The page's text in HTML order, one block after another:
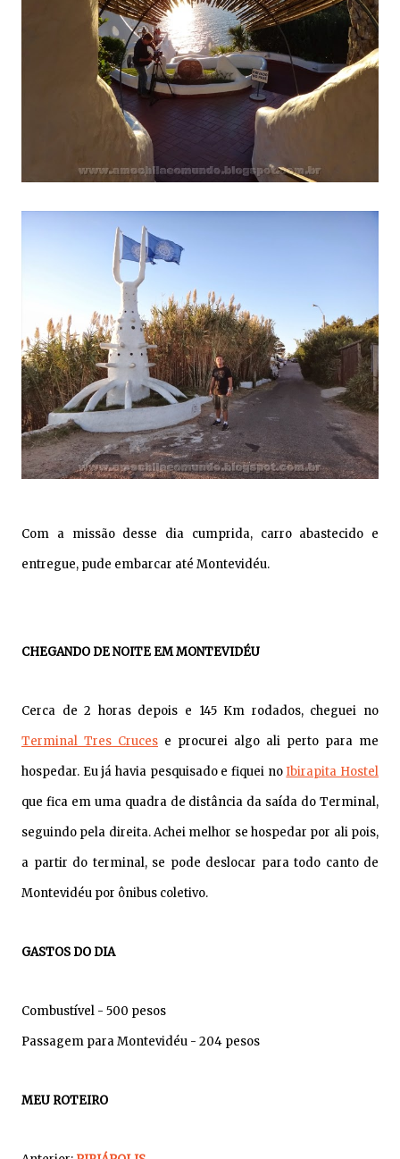
Com a missão desse dia cumprida, carro abastecido e
entregue, pude embarcar até Montevidéu.
CHEGANDO DE NOITE EM MONTEVIDÉU
Cerca de 2 horas depois e 145 Km rodados, cheguei no
Terminal Tres Cruces e procurei algo ali perto para me
hospedar. Eu já havia pesquisado e fiquei noIbirapita Hostel
que fica em uma quadra de distância da saída do Terminal,
seguindo pela direita. Achei melhor se hospedar por ali pois,
a partir do terminal, se pode deslocar para todo canto de
Montevidéu por ônibus coletivo.
GASTOS DO DIA
Combustível - 500 pesos
Passagem para Montevidéu - 204 pesos
MEU ROTEIRO